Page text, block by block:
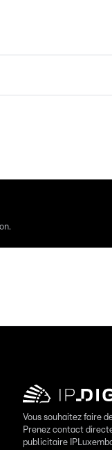
Vous souhaitez faire
Prenez contact
publicitaire